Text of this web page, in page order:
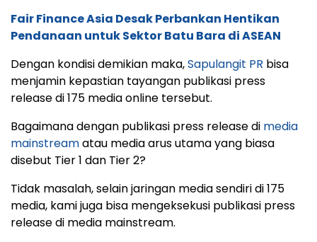
Fair Finance Asia Desak Perbankan Hentikan
Pendanaan untuk Sektor Batu Bara di ASEAN
Dengan kondisi demikian maka,Sapulangit PR bisa
menjamin kepastian tayangan publikasi press
release di 175 media online tersebut.
Bagaimana dengan publikasi press release di media
mainstreamatau media arus utama yang biasa
disebut Tier 1 dan Tier 2?
Tidak masalah, selain jaringan media sendiri di 175
media, kami juga bisa mengeksekusi publikasi press
release di media mainstream.